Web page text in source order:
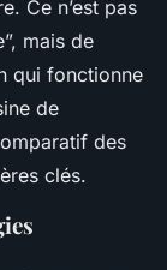
Ce n’est pas
mais de
qui fonctionne
de
des
clés.